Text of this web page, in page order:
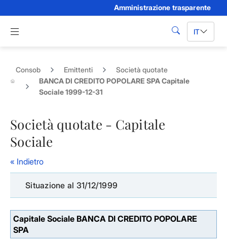
Amministrazione trasparente
Apri menu di navigazione
cerca IT
Consob Emittenti
Società quotate
BANCA DI CREDITO POPOLARE SPA Capitale
Sociale 1999-12-31
Società quotate - Capitale
Sociale
« Indietro
Situazione al 31/12/1999
Capitale Sociale BANCA DI CREDITO POPOLARE
SPA